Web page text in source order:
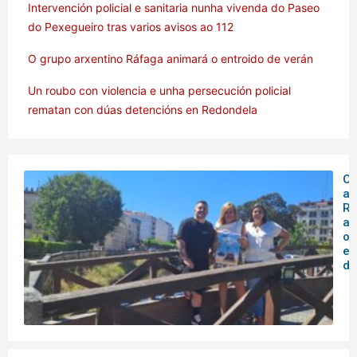
Intervención policial e sanitaria nunha vivenda do Paseo
do Pexegueiro tras varios avisos ao 112
O grupo arxentino Ráfaga animará o entroido de verán
Un roubo con violencia e unha persecución policial
rematan con dúas detencións en Redondela
O
o